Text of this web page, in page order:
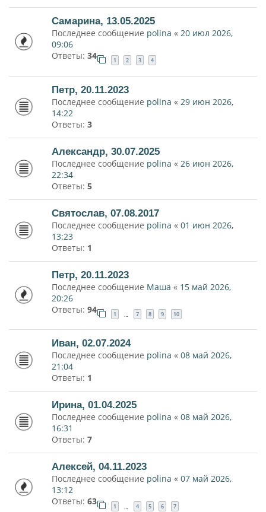
Самарина, 13.05.2025
Последнее сообщение polina « 20 июл 2026,
09:06
Ответы: 34 1 2 3 4
Петр, 20.11.2023
Последнее сообщение polina « 29 июн 2026,
14:22
Ответы: 3
Александр, 30.07.2025
Последнее сообщение polina « 26 июн 2026,
22:34
Ответы: 5
Святослав, 07.08.2017
Последнее сообщение polina « 01 июн 2026,
13:23
Ответы: 1
Петр, 20.11.2023
Последнее сообщение Маша « 15 май 2026,
20:26
Ответы: 94 1 … 7 8 9 10
Иван, 02.07.2024
Последнее сообщение polina « 08 май 2026,
21:04
Ответы: 1
Ирина, 01.04.2025
Последнее сообщение polina « 08 май 2026,
16:31
Ответы: 7
Алексей, 04.11.2023
Последнее сообщение polina « 07 май 2026,
13:12
Ответы: 63 1 … 4 5 6 7